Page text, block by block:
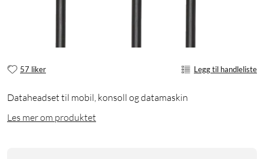
57 liker Legg til handleliste
Dataheadset til mobil, konsoll og datamaskin
Les mer om produktet